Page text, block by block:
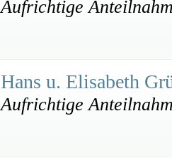
Aufrichtige
Hans u. Elisabeth
Aufrichtige